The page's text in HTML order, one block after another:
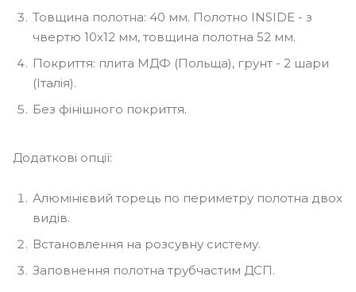
Товщина полотна: 40 мм. Полотно INSIDE - з
чвертю 10х12 мм, товщина полотна 52 мм.
Покриття: плита МДФ (Польща), грунт - 2 шари
(Італія).
Без фінішного покриття.
Додаткові опції:
Алюмінієвий торець по периметру полотна двох
видів.
Встановлення на розсувну систему.
Заповнення полотна трубчастим ДСП.